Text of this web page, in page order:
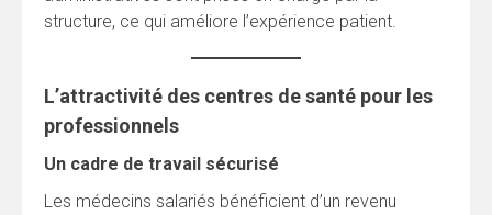
structure, ce qui améliore l’expérience patient.
L’attractivité des centres de santé pour les
professionnels
Un cadre de travail sécurisé
Les médecins salariés bénéficient d’un revenu